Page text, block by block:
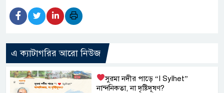
এ ক্যাটাগরির আরো নিউজ
সুরমা নদীর পাড়ে “ISylhet”
নান্দনিকতা, না দৃষ্টিদূষণ?